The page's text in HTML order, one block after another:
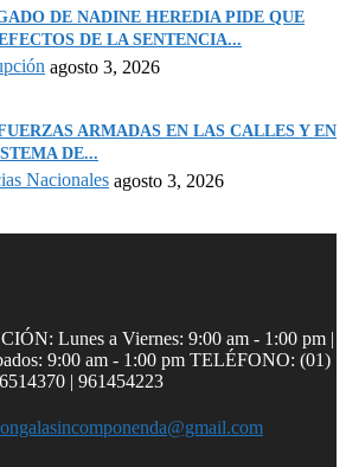
DE NADINE HEREDIA PIDE QUE
DE LA SENTENCIA...
agosto 3, 2026
ARMADAS EN LAS CALLES Y EN
DE...
Nacionales agosto 3, 2026
Lunes a Viernes: 9:00 am - 1:00 pm |
9:00 am - 1:00 pm TELÉFONO: (01)
6514370 | 961454223
ongalasincomponenda@gmail.com